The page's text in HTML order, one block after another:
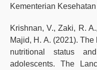
Kementerian
Krishnan, V., Zaki, R.
Majid, H. A. (2021).
nutritional status
adolescents. The